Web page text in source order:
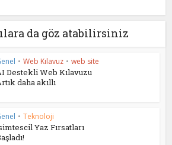
da göz atabilirsiniz
• Web Kılavuz • web site
Destekli Web Kılavuzu
daha akıllı
• Teknoloji
Yaz Fırsatları